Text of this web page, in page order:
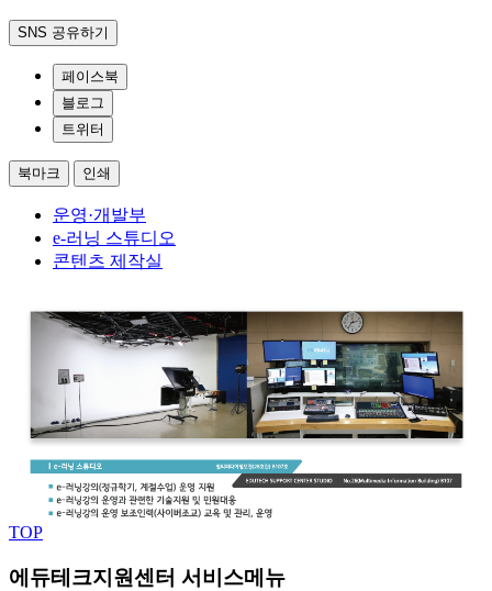
SNS 공유하기
페이스북
블로그
트위터
북마크 인쇄
운영·개발부
e-러닝 스튜디오
콘텐츠 제작실
TOP
에듀테크지원센터 서비스메뉴